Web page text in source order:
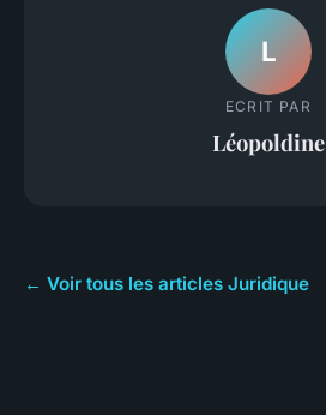
L
ECRIT PAR
Léopoldine
← Voir tous les articles Juridique